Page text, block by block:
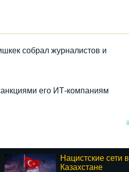
собрал журналистов и
его ИТ-компаниям
Нацистские сети в
Казахстане